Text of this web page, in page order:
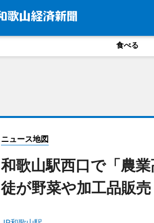
食べる
ニュース地図
和歌山駅西口で「農
徒が野菜や加工品販売